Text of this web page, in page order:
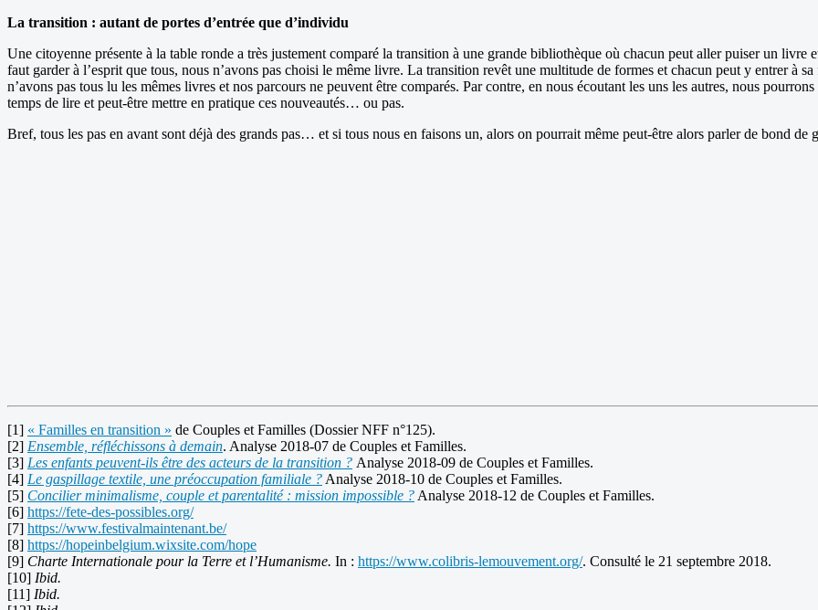
La transition : autant de portes d’entrée que d’individu
Une citoyenne présente à la table ronde a très justement comparé la transition à une grande bibliothèque où chacun peut aller puiser un
faut garder à l’esprit que tous, nous n’avons pas choisi le même livre. La transition revêt une multitude de formes et chacun peut y entrer à
n’avons pas tous lu les mêmes livres et nos parcours ne peuvent être comparés. Par contre, en nous écoutant les uns les autres, nous
temps de lire et peut-être mettre en pratique ces nouveautés… ou pas.
Bref, tous les pas en avant sont déjà des grands pas… et si tous nous en faisons un, alors on pourrait même peut-être alors parler de bond de
[1] « Familles en transition » de Couples et Familles (Dossier NFF n°125).
[2] Ensemble, réfléchissons à demain. Analyse 2018-07 de Couples et Familles.
[3] Les enfants peuvent-ils être des acteurs de la transition ? Analyse 2018-09 de Couples et Familles.
[4] Le gaspillage textile, une préoccupation familiale ? Analyse 2018-10 de Couples et Familles.
[5] Concilier minimalisme, couple et parentalité : mission impossible ? Analyse 2018-12 de Couples et Familles.
[6] https://fete-des-possibles.org/
[7] https://www.festivalmaintenant.be/
[8] https://hopeinbelgium.wixsite.com/hope
[9] Charte Internationale pour la Terre et l’Humanisme. In : https://www.colibris-lemouvement.org/. Consulté le 21 septembre 2018.
[10] Ibid.
[11] Ibid.